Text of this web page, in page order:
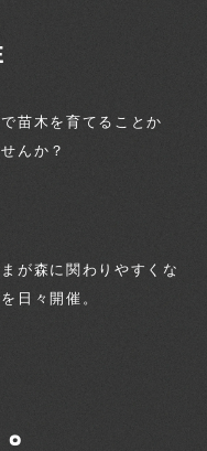
苗木を育てることか
んか？
が森に関わりやすくな
日々開催。